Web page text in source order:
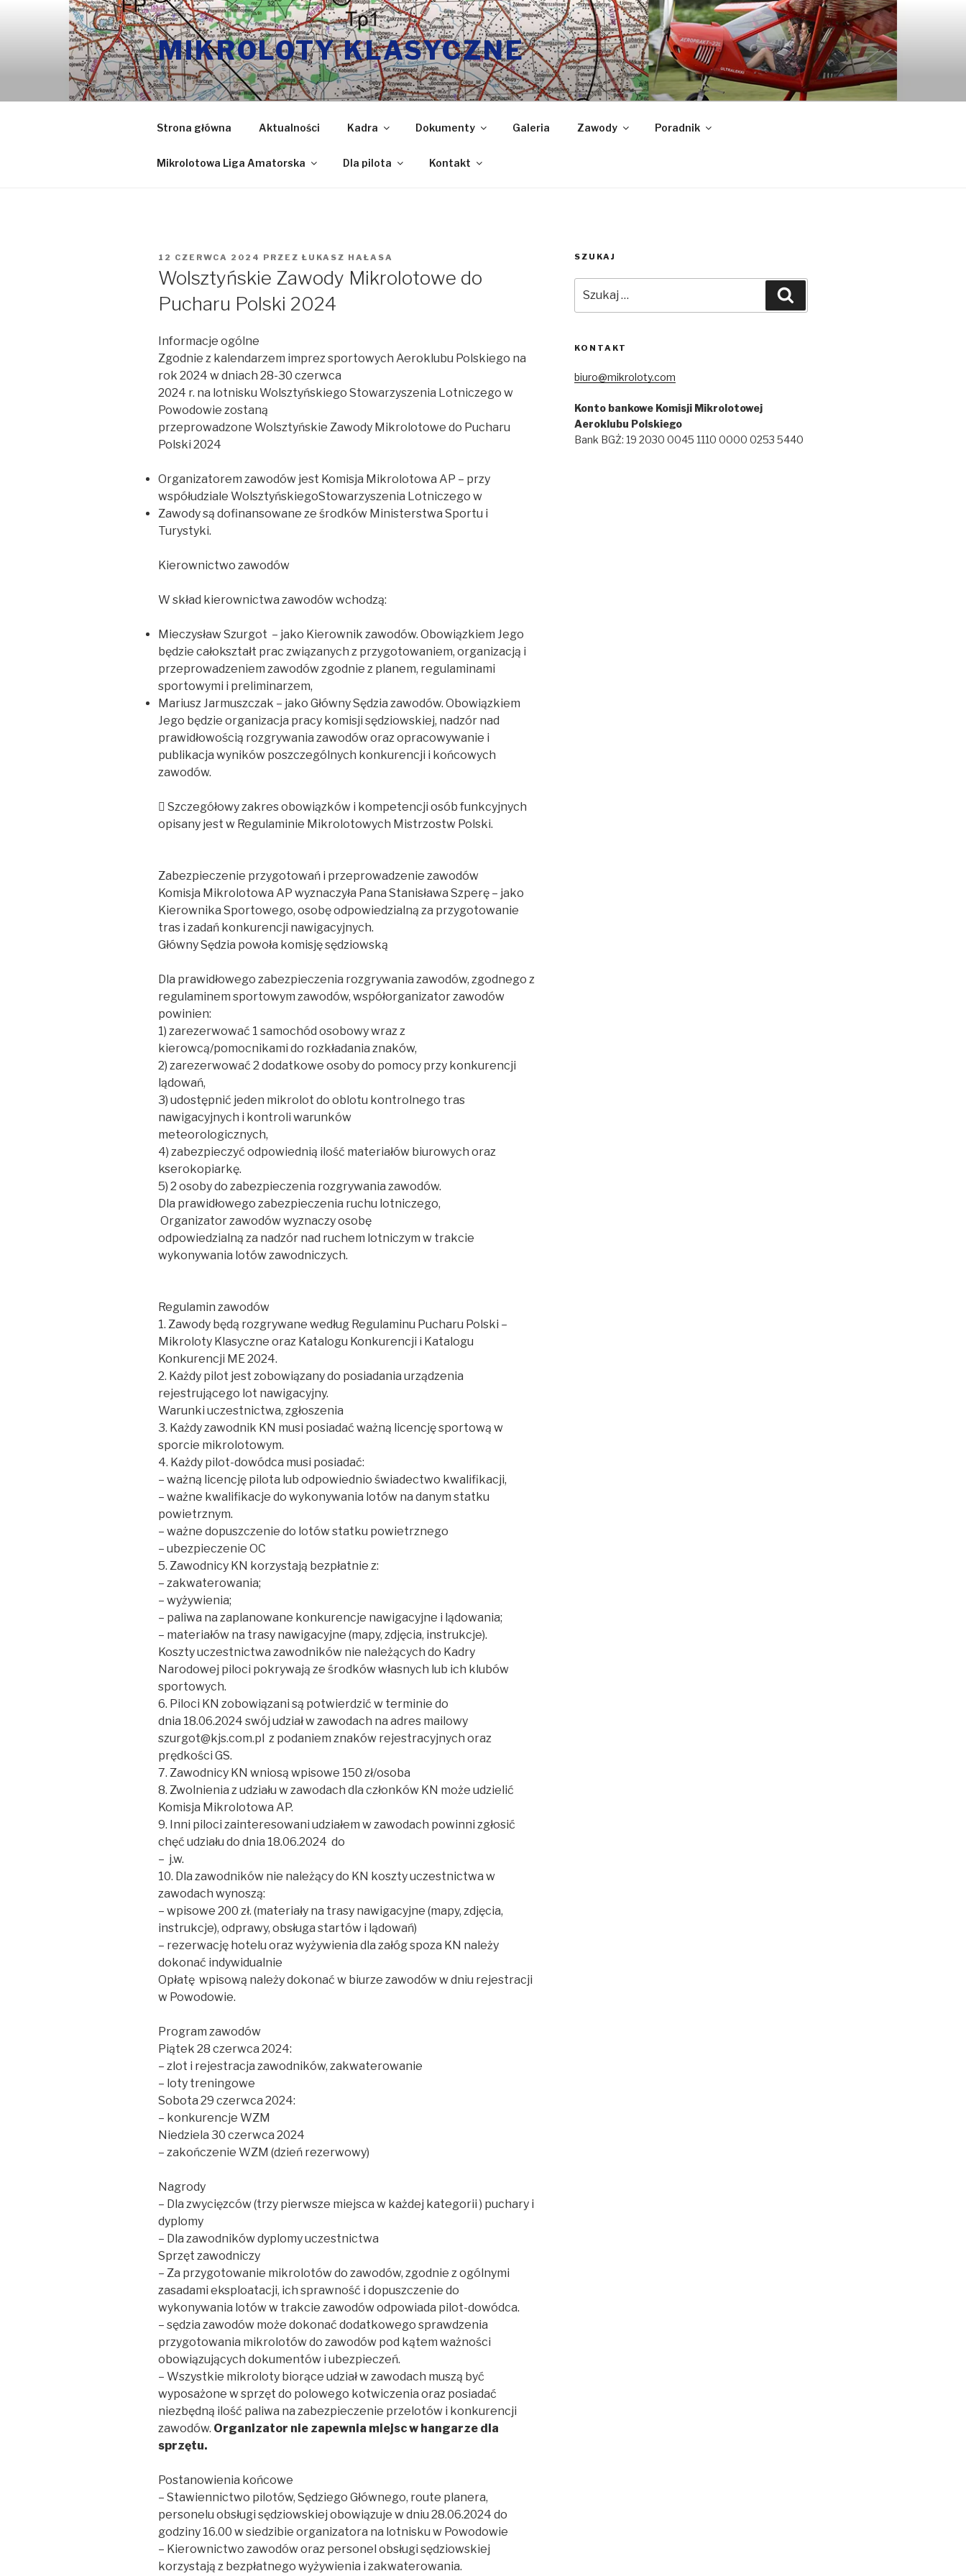
MIKROLOTY KLASYCZNE
Strona główna Aktualności Kadra Dokumenty Galeria Zawody Poradnik
Mikrolotowa Liga Amatorska Dla pilota Kontakt
OPUBLIKOWANE
12 CZERWCA 2024 PRZEZ ŁUKASZ HAŁASA
Wolsztyńskie Zawody Mikrolotowe do
Pucharu Polski 2024
Informacje ogólne
Zgodnie z kalendarzem imprez sportowych Aeroklubu Polskiego na
rok 2024 w dniach 28-30 czerwca
2024 r. na lotnisku Wolsztyńskiego Stowarzyszenia Lotniczego w
Powodowie zostaną
przeprowadzone Wolsztyńskie Zawody Mikrolotowe do Pucharu
Polski 2024
Organizatorem zawodów jest Komisja Mikrolotowa AP – przy
współudziale WolsztyńskiegoStowarzyszenia Lotniczego w
Zawody są dofinansowane ze środków Ministerstwa Sportu i
Turystyki.
Kierownictwo zawodów
W skład kierownictwa zawodów wchodzą:
Mieczysław Szurgot – jako Kierownik zawodów. Obowiązkiem Jego
będzie całokształt prac związanych z przygotowaniem, organizacją i
przeprowadzeniem zawodów zgodnie z planem, regulaminami
sportowymi i preliminarzem,
Mariusz Jarmuszczak – jako Główny Sędzia zawodów. Obowiązkiem
Jego będzie organizacja pracy komisji sędziowskiej, nadzór nad
prawidłowością rozgrywania zawodów oraz opracowywanie i
publikacja wyników poszczególnych konkurencji i końcowych
zawodów.
 Szczegółowy zakres obowiązków i kompetencji osób funkcyjnych
opisany jest w Regulaminie Mikrolotowych Mistrzostw Polski.
Zabezpieczenie przygotowań i przeprowadzenie zawodów
Komisja Mikrolotowa AP wyznaczyła Pana Stanisława Szperę – jako
Kierownika Sportowego, osobę odpowiedzialną za przygotowanie
tras i zadań konkurencji nawigacyjnych.
Główny Sędzia powoła komisję sędziowską
Dla prawidłowego zabezpieczenia rozgrywania zawodów, zgodnego z
regulaminem sportowym zawodów, współorganizator zawodów
powinien:
1) zarezerwować 1 samochód osobowy wraz z
kierowcą/pomocnikami do rozkładania znaków,
2) zarezerwować 2 dodatkowe osoby do pomocy przy konkurencji
lądowań,
3) udostępnić jeden mikrolot do oblotu kontrolnego tras
nawigacyjnych i kontroli warunków
meteorologicznych,
4) zabezpieczyć odpowiednią ilość materiałów biurowych oraz
kserokopiarkę.
5) 2 osoby do zabezpieczenia rozgrywania zawodów.
Dla prawidłowego zabezpieczenia ruchu lotniczego,
Organizator zawodów wyznaczy osobę
odpowiedzialną za nadzór nad ruchem lotniczym w trakcie
wykonywania lotów zawodniczych.
Regulamin zawodów
1. Zawody będą rozgrywane według Regulaminu Pucharu Polski –
Mikroloty Klasyczne oraz Katalogu Konkurencji i Katalogu
Konkurencji ME 2024.
2. Każdy pilot jest zobowiązany do posiadania urządzenia
rejestrującego lot nawigacyjny.
Warunki uczestnictwa, zgłoszenia
3. Każdy zawodnik KN musi posiadać ważną licencję sportową w
sporcie mikrolotowym.
4. Każdy pilot-dowódca musi posiadać:
– ważną licencję pilota lub odpowiednio świadectwo kwalifikacji,
– ważne kwalifikacje do wykonywania lotów na danym statku
powietrznym.
– ważne dopuszczenie do lotów statku powietrznego
– ubezpieczenie OC
5. Zawodnicy KN korzystają bezpłatnie z:
– zakwaterowania;
– wyżywienia;
– paliwa na zaplanowane konkurencje nawigacyjne i lądowania;
– materiałów na trasy nawigacyjne (mapy, zdjęcia, instrukcje).
Koszty uczestnictwa zawodników nie należących do Kadry
Narodowej piloci pokrywają ze środków własnych lub ich klubów
sportowych.
6. Piloci KN zobowiązani są potwierdzić w terminie do
dnia 18.06.2024 swój udział w zawodach na adres mailowy
szurgot@kjs.com.pl z podaniem znaków rejestracyjnych oraz
prędkości GS.
7. Zawodnicy KN wniosą wpisowe 150 zł/osoba
8. Zwolnienia z udziału w zawodach dla członków KN może udzielić
Komisja Mikrolotowa AP.
9. Inni piloci zainteresowani udziałem w zawodach powinni zgłosić
chęć udziału do dnia 18.06.2024 do
– j.w.
10. Dla zawodników nie należący do KN koszty uczestnictwa w
zawodach wynoszą:
– wpisowe 200 zł. (materiały na trasy nawigacyjne (mapy, zdjęcia,
instrukcje), odprawy, obsługa startów i lądowań)
– rezerwację hotelu oraz wyżywienia dla załóg spoza KN należy
dokonać indywidualnie
Opłatę wpisową należy dokonać w biurze zawodów w dniu rejestracji
w Powodowie.
Program zawodów
Piątek 28 czerwca 2024:
– zlot i rejestracja zawodników, zakwaterowanie
– loty treningowe
Sobota 29 czerwca 2024:
– konkurencje WZM
Niedziela 30 czerwca 2024
– zakończenie WZM (dzień rezerwowy)
Nagrody
– Dla zwycięzców (trzy pierwsze miejsca w każdej kategorii ) puchary i
dyplomy
– Dla zawodników dyplomy uczestnictwa
Sprzęt zawodniczy
– Za przygotowanie mikrolotów do zawodów, zgodnie z ogólnymi
zasadami eksploatacji, ich sprawność i dopuszczenie do
wykonywania lotów w trakcie zawodów odpowiada pilot-dowódca.
– sędzia zawodów może dokonać dodatkowego sprawdzenia
przygotowania mikrolotów do zawodów pod kątem ważności
obowiązujących dokumentów i ubezpieczeń.
– Wszystkie mikroloty biorące udział w zawodach muszą być
wyposażone w sprzęt do polowego kotwiczenia oraz posiadać
niezbędną ilość paliwa na zabezpieczenie przelotów i konkurencji
zawodów. Organizator nie zapewnia miejsc w hangarze dla
sprzętu.
Postanowienia końcowe
– Stawiennictwo pilotów, Sędziego Głównego, route planera,
personelu obsługi sędziowskiej obowiązuje w dniu 28.06.2024 do
godziny 16.00 w siedzibie organizatora na lotnisku w Powodowie
– Kierownictwo zawodów oraz personel obsługi sędziowskiej
korzystają z bezpłatnego wyżywienia i zakwaterowania.
SZUKAJ
KONTAKT
biuro@mikroloty.com
Konto bankowe Komisji Mikrolotowej
Aeroklubu Polskiego
Bank BGŻ: 19 2030 0045 1110 0000 0253 5440